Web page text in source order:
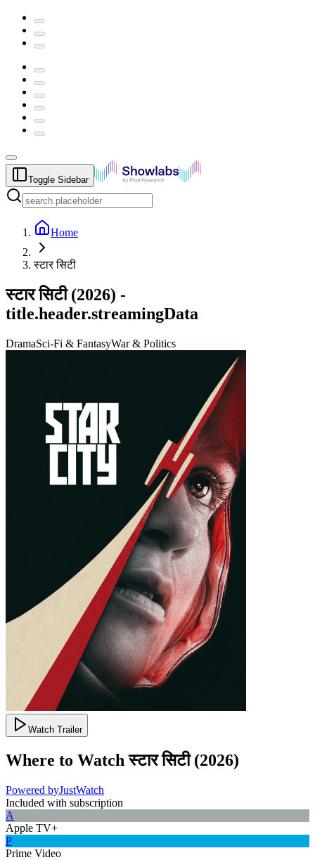
Toggle Sidebar
Home
स्टार सिटी
स्टार सिटी(2026) -
title.header.streamingData
DramaSci-Fi & FantasyWar & Politics
Watch Trailer
Where to Watch स्टार सिटी(2026)
Powered byJustWatch
Included with subscription
A
Apple TV+
P
Prime Video